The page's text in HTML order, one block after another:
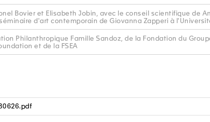
Bovier et Elisabeth Jobin, avec le conseil scientifique de
d'art contemporain de Giovanna Zapperi à
Philanthropique Famille Sandoz, de la Fondation du
et de la FSEA